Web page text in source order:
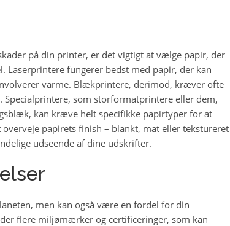
på din printer, er det vigtigt at vælge papir, der
fungerer bedst med papir, der kan
varme. Blækprintere, derimod, kræver ofte
som storformatprintere eller dem,
kan kræve helt specifikke papirtyper for at
papirets finish – blankt, mat eller tekstureret
udseende af dine udskrifter.
men kan også være en fordel for din
flere miljømærker og certificeringer, som kan